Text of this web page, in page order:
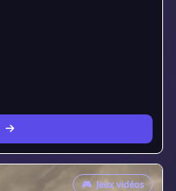
🎮 Jeux vidéos